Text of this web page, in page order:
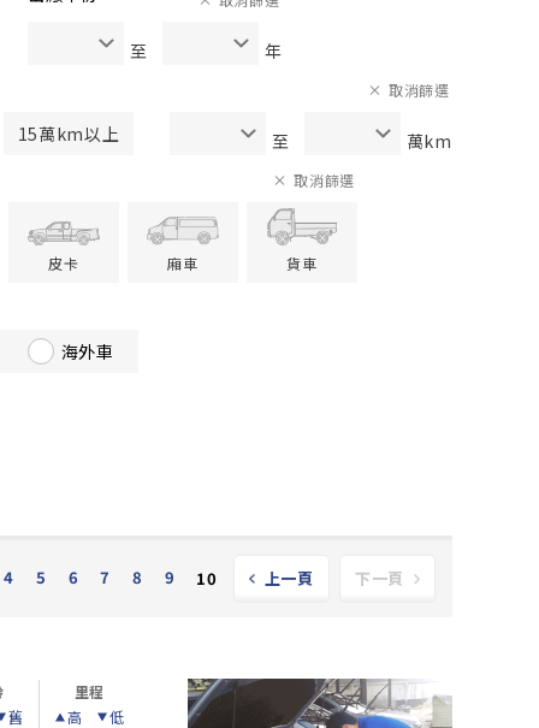
至 年
15萬km以上 至 萬km
取消篩選
皮卡 廂車 貨車
取消篩選
海外車
4 5 6 7 8 9 10 上一頁 下一頁
舊
里程
高
低